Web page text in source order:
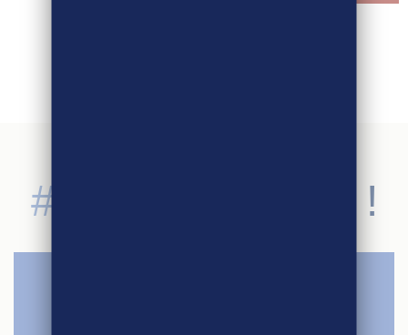
SUIVEZ-NOUS !